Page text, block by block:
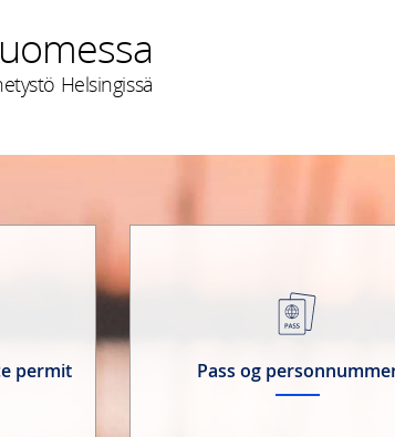
Helsingissä
permit Pass og